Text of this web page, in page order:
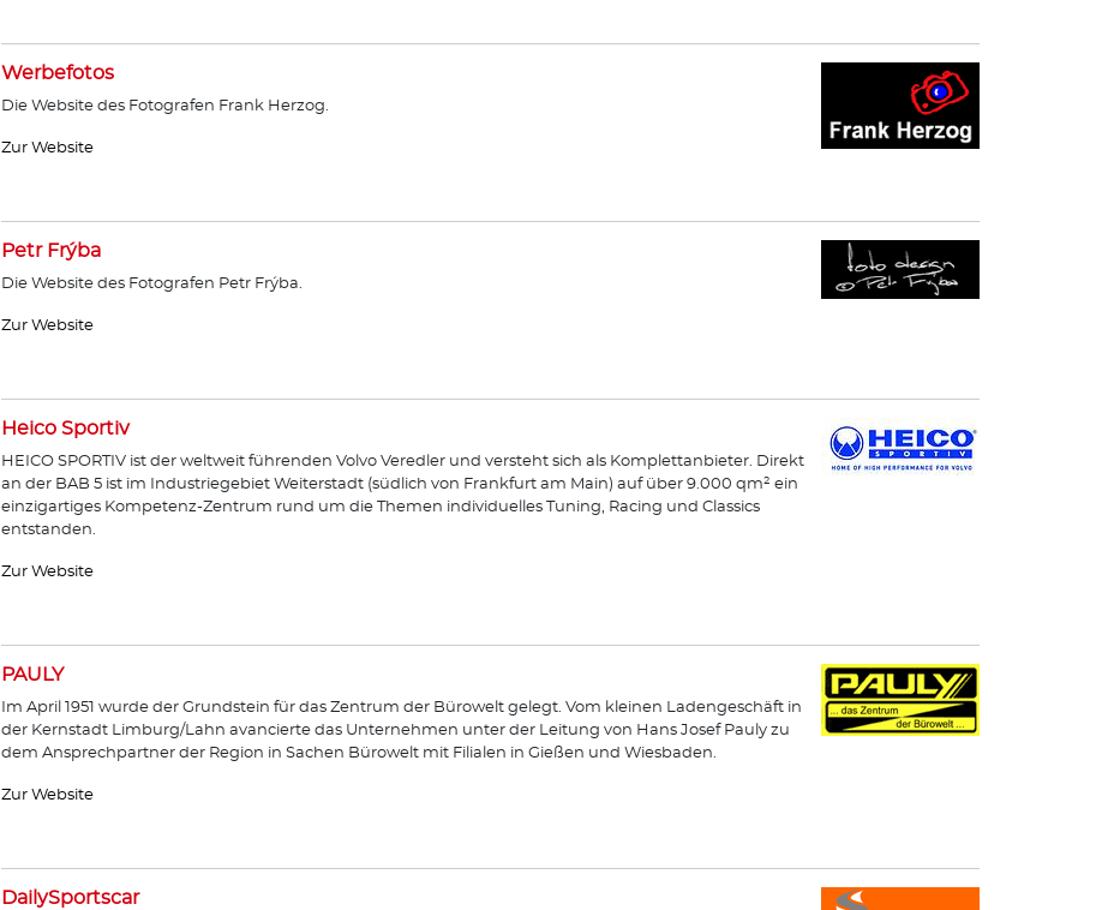
Werbefotos
Die Website des Fotografen Frank Herzog.
Zur Website
Petr Frýba
Die Website des Fotografen Petr Frýba.
Zur Website
Heico Sportiv
HEICO SPORTIV ist der weltweit führenden Volvo Veredler und versteht sich als Komplettanbieter. Direkt
an der BAB 5 ist im Industriegebiet Weiterstadt (südlich von Frankfurt am Main) auf über 9.000 qm² ein
einzigartiges Kompetenz-Zentrum rund um die Themen individuelles Tuning, Racing und Classics
entstanden.
Zur Website
PAULY
Im April 1951 wurde der Grundstein für das Zentrum der Bürowelt gelegt. Vom kleinen Ladengeschäft in
der Kernstadt Limburg/Lahn avancierte das Unternehmen unter der Leitung von Hans Josef Pauly zu
dem Ansprechpartner der Region in Sachen Bürowelt mit Filialen in Gießen und Wiesbaden.
Zur Website
DailySportscar